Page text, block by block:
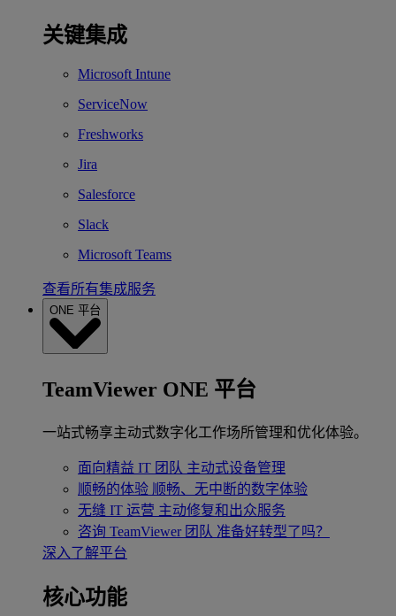
关键集成
Microsoft Intune
ServiceNow
Freshworks
Jira
Salesforce
Slack
Microsoft Teams
查看所有集成服务
ONE 平台
TeamViewer ONE 平台
一站式畅享主动式数字化工作场所管理和优化体验。
面向精益 IT 团队 主动式设备管理
顺畅的体验 顺畅、无中断的数字体验
无缝 IT 运营 主动修复和出众服务
咨询 TeamViewer 团队 准备好转型了吗？
深入了解平台
核心功能